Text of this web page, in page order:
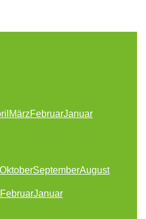
MärzFebruarJanuar
OktoberSeptemberAugust
FebruarJanuar